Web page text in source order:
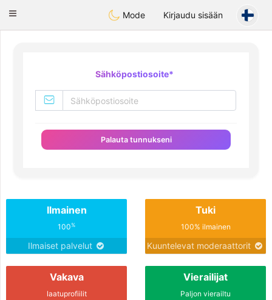
SmukDansk
Toggle
Mode Kirjaudu sisään
Sähköpostiosoite*
Palauta tunnukseni
Ilmainen
100%
Ilmaiset palvelut
Tuki
100% ilmainen
Kuuntelevat moderaattorit
Vakava
laatuprofiilit
Vierailijat
Paljon vierailtu